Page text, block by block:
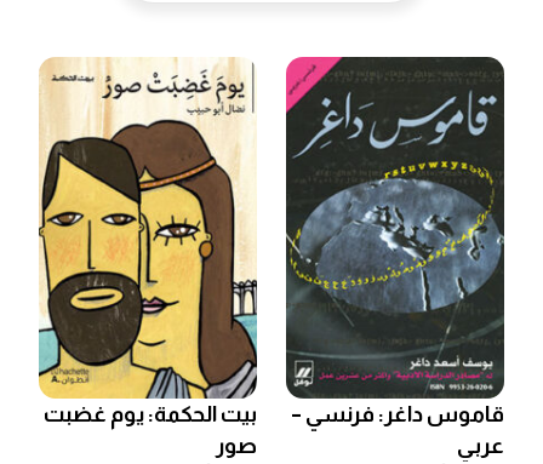
قاموس داغر: فرنسي –
عربي
بيت الحكمة: يوم غضبت
صور